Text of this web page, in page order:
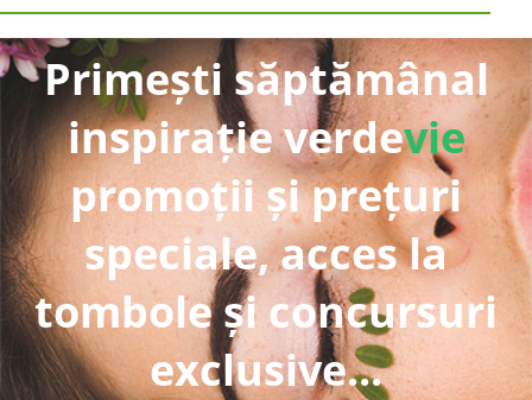
Primești săptămânal
inspirație verdevie
promoții și prețuri
speciale, acces la
tombole și concursuri
exclusive...